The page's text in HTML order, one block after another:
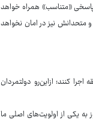
«متناسب» همراه خواهد
متحدانش نیز در امان نخواهد
کنند؛ ازاین‌رو دولتمردان
به یکی از اولویت‌های اصلی ما